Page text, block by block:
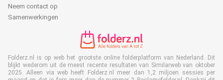
Neem contact op
Samenwerkingen
Folderz.nl is op web het grootste online folderplatform van Nederland. Dit
blijkt wederom uit de meest recente resultaten van Similarweb van oktober
2025. Alleen via web heeft Folderz.nl meer dan 1,2 miljoen sessies per